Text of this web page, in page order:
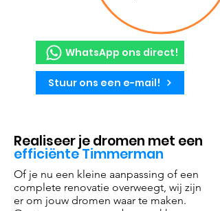
WhatsApp ons direct!
Stuur ons een e-mail!
Realiseer je dromen met een
efficiënte Timmerman
Of je nu een kleine aanpassing of een
complete renovatie overweegt, wij zijn
er om jouw dromen waar te maken.